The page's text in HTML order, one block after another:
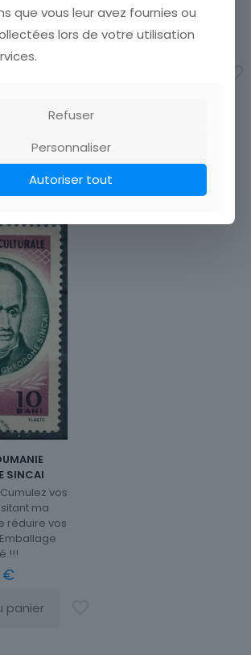
FR
vos
ma
panier
Soigné !!!
1,00€
SINCAI
vos
ma
réduire vos
!!!
€
panier
que vous leur avez fournies ou
lors de votre utilisation
Refuser
Personnaliser
Autoriser tout